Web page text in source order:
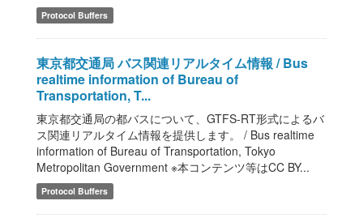
Protocol Buffers
東京都交通局 バス関連リアルタイム情報 / Bus
realtime information of Bureau of
Transportation, T...
東京都交通局の都バスについて、GTFS-RT形式によるバ
ス関連リアルタイム情報を提供します。 / Bus realtime
information of Bureau of Transportation, Tokyo
Metropolitan Government ※本コンテンツ等はCC BY...
Protocol Buffers